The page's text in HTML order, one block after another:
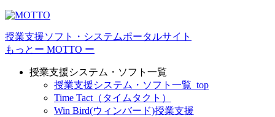
授業⽀援ソフト・システムポータルサイト
もっとー MOTTO ー
授業支援システム・ソフト一覧
授業支援システム・ソフト一覧_top
Time Tact（タイムタクト）
Win Bird(ウィンバード)授業支援